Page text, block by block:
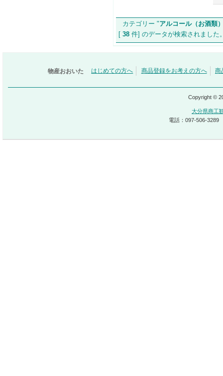
カテゴリー "アルコール（お酒類
[ 38 件] のデータが検索されま
物産おおいた はじめての方へ 商品登録をお考えの方へ 商
Copyright ©
大分県商工
電話：097-506-